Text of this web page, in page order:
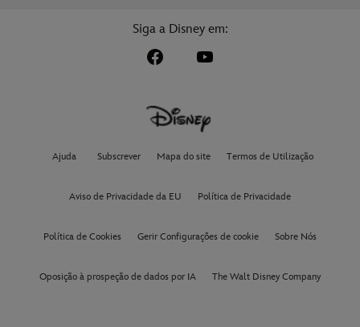
Siga a Disney em:
Ajuda Subscrever Mapa do site Termos de Utilização
Aviso de Privacidade da EU Política de Privacidade
Política de Cookies Gerir Configurações de cookie Sobre Nós
Oposição à prospeção de dados por IA The Walt Disney Company